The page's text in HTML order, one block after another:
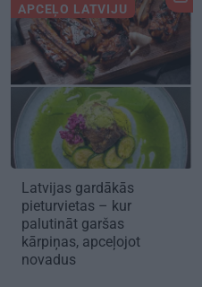
APCEĻO LATVIJU
Latvijas gardākās
pieturvietas – kur
palutināt garšas
kārpiņas, apceļojot
novadus